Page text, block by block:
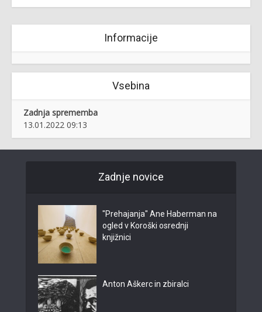
Informacije
Vsebina
Zadnja sprememba
13.01.2022 09:13
Zadnje novice
"Prehajanja" Ane Haberman na
ogled v Koroški osrednji
knjižnici
Anton Aškerc in zbiralci